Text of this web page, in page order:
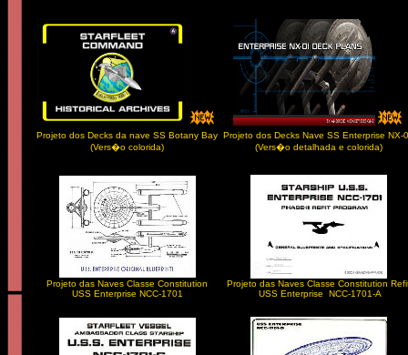
Projeto dos Decks da nave SS Botany Bay
(Vers�o colorida)
Projeto dos Decks Nave SS Enterprise NX-
(Vers�o detalhada e colorida)
Projeto das Naves Classe Constitution
USS Enterprise NCC-1701
Projeto das Naves Classe Constitution
USS Enterprise NCC-1701-A